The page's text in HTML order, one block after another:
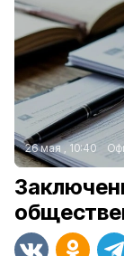
26 мая , 10:40